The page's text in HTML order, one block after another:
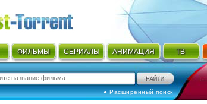
ФИЛЬМЫ СЕРИАЛЫ АНИМАЦИЯ ТВ
● Расширенный поиск